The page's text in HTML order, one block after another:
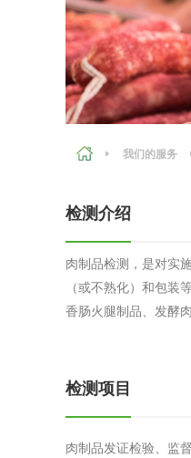
轻工产品
制药医疗
电子电气
农副产品
专项服务
新能源
我们的服务
检测介绍
肉制品检测，是对实
（或不熟化）和包
香肠火腿制品、发酵肉
检测项目
肉制品发证检验、监